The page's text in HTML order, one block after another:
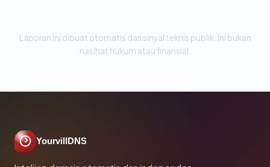
Laporan ini dibuat otomatis dari sinyal teknis publik. Ini bukan
nasihat hukum atau finansial.
YourvillDNS